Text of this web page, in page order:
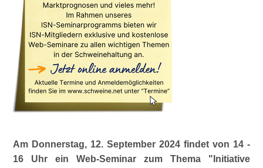
Am Donnerstag, 12. September 2024 findet von 14 -
16 Uhr ein Web-Seminar zum Thema
Initiative